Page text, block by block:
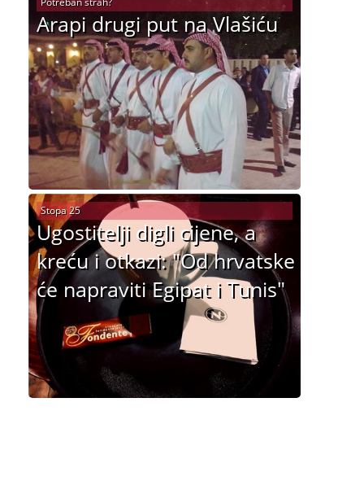
Arapi drugi put na Vlašiću
Ugostitelji digli cijene, a
kreću i otkazi: "Od hrvatske
će napraviti Egipat i Tunis"
Stopa 25